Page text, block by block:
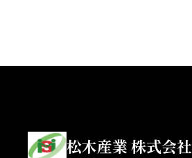
松木産業 株式会社